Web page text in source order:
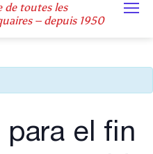
de toutes les
– depuis 1950
para el fin